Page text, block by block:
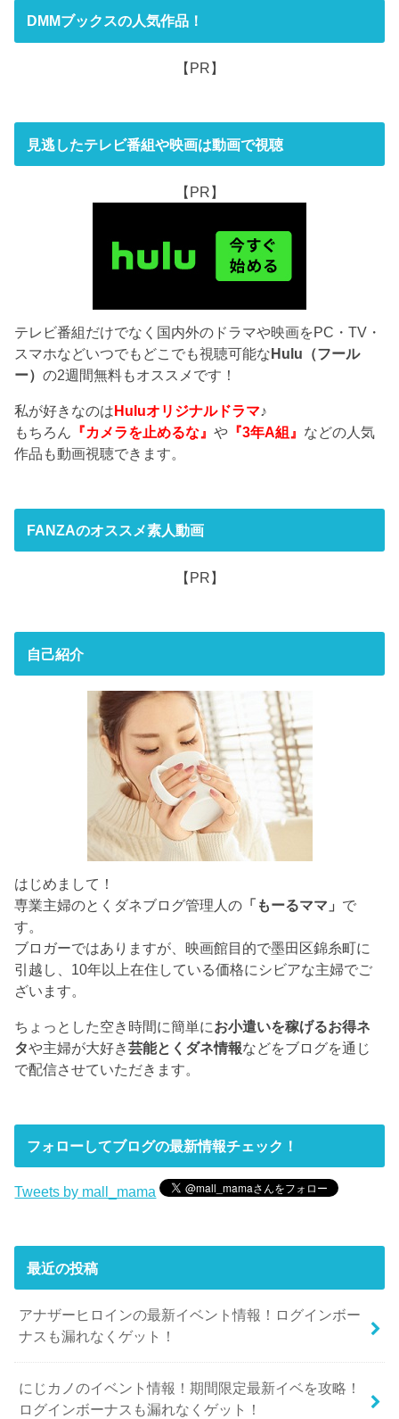
DMMブックスの人気作品！
【PR】
見逃したテレビ番組や映画は動画で視聴
【PR】
テレビ番組だけでなく国内外のドラマや映画をPC・TV・
スマホなどいつでもどこでも視聴可能なHulu（フール
ー）の2週間無料もオススメです！
私が好きなのはHuluオリジナルドラマ♪
もちろん 『カメラを止めるな』や 『3年A組』 などの人気
作品も動画視聴できます。
FANZAのオススメ素人動画
【PR】
自己紹介
はじめまして！
専業主婦のとくダネブログ管理人の 「もーるママ」 で
す。
ブロガーではありますが、映画館目的で墨田区錦糸町に
引越し、10年以上在住している価格にシビアな主婦でご
ざいます。
ちょっとした空き時間に簡単にお小遣いを稼げるお得ネ
タや主婦が大好き芸能とくダネ情報などをブログを通じ
で配信させていただきます。
フォローしてブログの最新情報チェック！
Tweets by mall_mama
最近の投稿
アナザーヒロインの最新イベント情報！ログインボー
ナスも漏れなくゲット！
にじカノのイベント情報！期間限定最新イベを攻略！
ログインボーナスも漏れなくゲット！